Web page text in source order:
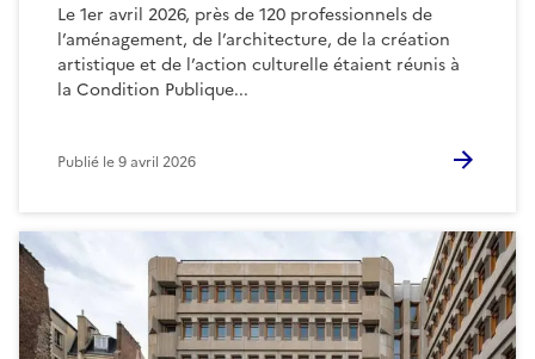
Le 1er avril 2026, près de 120 professionnels de
l’aménagement, de l’architecture, de la création
artistique et de l’action culturelle étaient réunis à
la Condition Publique...
Publié le9 avril 2026